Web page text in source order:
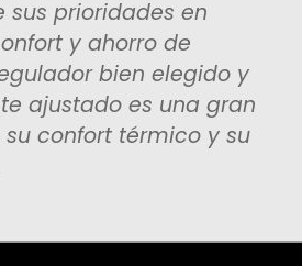
sus prioridades en
y ahorro de
bien elegido y
ajustado es una gran
confort térmico y su